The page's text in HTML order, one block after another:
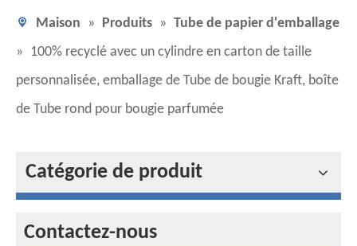
Maison » Produits » Tube de papier d'emballage
» 100% recyclé avec un cylindre en carton de taille
personnalisée, emballage de Tube de bougie Kraft, boîte
de Tube rond pour bougie parfumée
Catégorie de produit
Contactez-nous